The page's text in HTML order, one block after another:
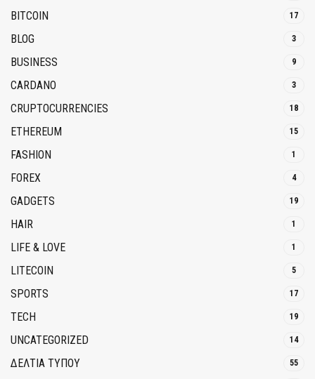
BITCOIN 17
BLOG 3
BUSINESS 9
CARDANO 3
CRUPTOCURRENCIES 18
ETHEREUM 15
FASHION 1
FOREX 4
GADGETS 19
HAIR 1
LIFE & LOVE 1
LITECOIN 5
SPORTS 17
TECH 19
UNCATEGORIZED 14
ΔΕΛΤΙΑ ΤΥΠΟΥ 55